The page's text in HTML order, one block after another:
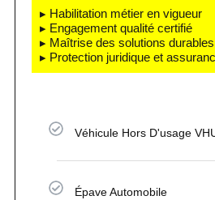
▸ Habilitation métier en vigueur
▸ Engagement qualité certifié
▸ Maîtrise des solutions
▸ Protection juridique et
Véhicule Hors D'usage
Épave Automobile